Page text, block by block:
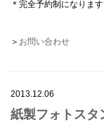
＊完全予約制になります
＞ お問い合わせ
2013.12.06
紙製フォトスタ